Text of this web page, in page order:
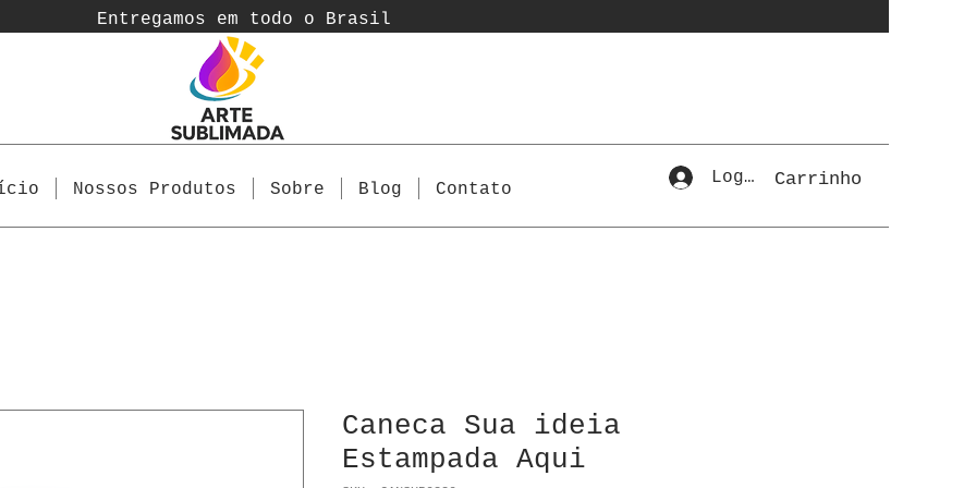
Entregamos em todo o Brasil
Nossos Produtos Sobre Blog Contato
Login Carrinho
Caneca Sua ideia
Estampada Aqui